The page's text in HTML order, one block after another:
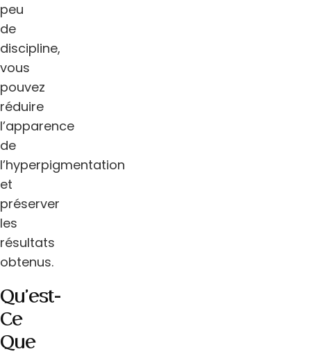
peu
de
discipline,
vous
pouvez
réduire
l’apparence
de
l’hyperpigmentation
et
préserver
les
résultats
obtenus.
Qu’est-
Ce
Que